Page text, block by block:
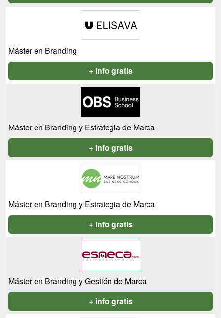
Máster en Branding
+ info gratis
Máster en Branding y Estrategia de Marca
+ info gratis
Máster en Branding y Estrategia de Marca
+ info gratis
Máster en Branding y Gestión de Marca
+ info gratis